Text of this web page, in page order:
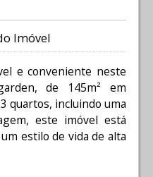
Imóvel
e conveniente neste
de 145m² em
quartos, incluindo uma
este imóvel está
estilo de vida de alta